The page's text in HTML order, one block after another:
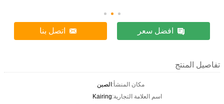
افضل سعر اتصل بنا
تفاصيل المنتج
مكان المنشأ:الصين
اسم العلامة التجارية:Kairing